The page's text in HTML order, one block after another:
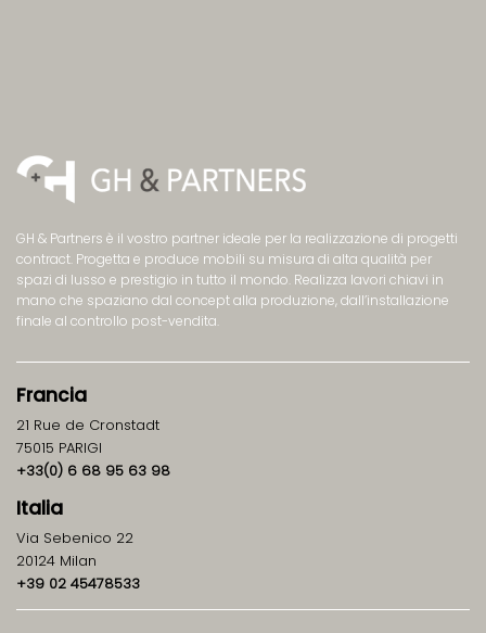
GH & Partners è il vostro partner ideale per la realizzazione di progetti
contract. Progetta e produce mobili su misura di alta qualità per
spazi di lusso e prestigio in tutto il mondo. Realizza lavori chiavi in
mano che spaziano dal concept alla produzione, dall’installazione
finale al controllo post-vendita.
Francia
21 Rue de Cronstadt
75015 PARIGI
+33(0) 6 68 95 63 98
Italia
Via Sebenico 22
20124 Milan
+39 02 45478533